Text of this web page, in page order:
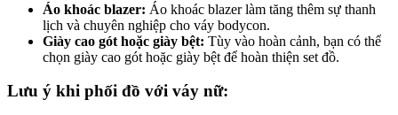
Áo khoác blazer: Áo khoác blazer làm tăng thêm sự thanh
lịch và chuyên nghiệp cho váy bodycon.
Giày cao gót hoặc giày bệt: Tùy vào hoàn cảnh, bạn có thể
chọn giày cao gót hoặc giày bệt để hoàn thiện set đồ.
Lưu ý khi phối đồ với váy nữ: